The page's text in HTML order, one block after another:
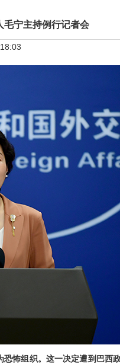
毛宁主持例行记者会
怖组织。这一决定遭到巴西